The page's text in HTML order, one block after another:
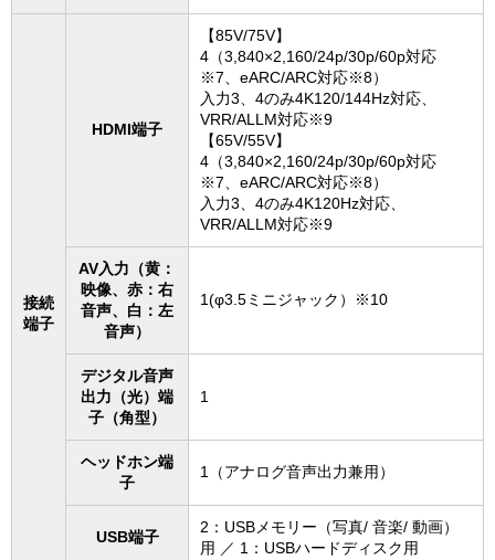
接続
端子
HDMI端子
【85V/75V】
4（3,840×2,160/24p/30p/60p対応
※7、eARC/ARC対応※8）
入力3、4のみ4K120/144Hz対応、
VRR/ALLM対応※9
【65V/55V】
4（3,840×2,160/24p/30p/60p対応
※7、eARC/ARC対応※8）
入力3、4のみ4K120Hz対応、
VRR/ALLM対応※9
AV入力（黄：
映像、赤：右
音声、白：左
音声）
1(φ3.5ミニジャック）※10
デジタル音声
出力（光）端
子（角型）
1
ヘッドホン端
子
1（アナログ音声出力兼用）
USB端子
2：USBメモリー（写真/ 音楽/ 動画）
用 ／ 1：USBハードディスク用